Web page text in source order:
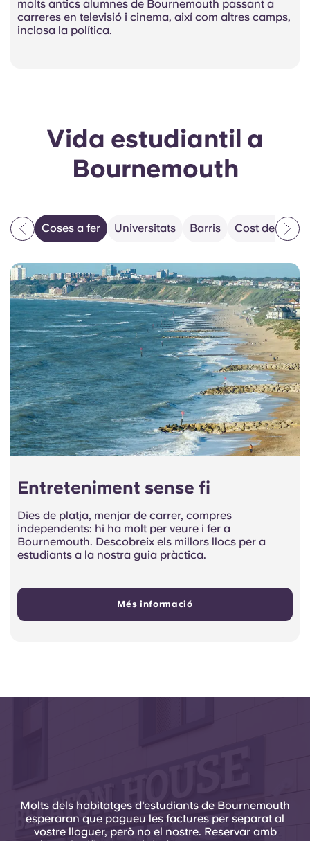
molts antics alumnes de Bournemouth passant a
carreres en televisió i cinema, així com altres camps,
inclosa la política.
Vida estudiantil a
Bournemouth
Coses a fer Universitats Barris Cost de la
Entreteniment sense fi
Dies de platja, menjar de carrer, compres
independents: hi ha molt per veure i fer a
Bournemouth. Descobreix els millors llocs per a
estudiants a la nostra guia pràctica.
Més informació
Molts dels habitatges d'estudiants de Bournemouth
esperaran que pagueu les factures per separat al
vostre lloguer, però no el nostre. Reservar amb